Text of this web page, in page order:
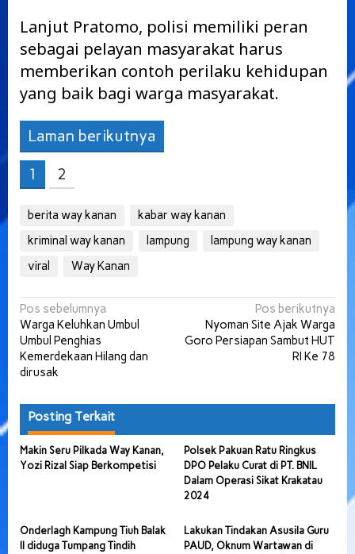
Lanjut Pratomo, polisi memiliki peran
sebagai pelayan masyarakat harus
memberikan contoh perilaku kehidupan
yang baik bagi warga masyarakat.
Laman berikutnya
1
2
berita way kanan
kabar way kanan
kriminal way kanan
lampung
lampung way kanan
viral
Way Kanan
Navigasi
pos
Pos sebelumnya
Warga Keluhkan Umbul
Umbul Penghias
Kemerdekaan Hilang dan
dirusak
Pos berikutnya
Nyoman Site Ajak Warga
Goro Persiapan Sambut HUT
RI Ke 78
Posting Terkait
Makin Seru Pilkada Way Kanan,
Yozi Rizal Siap Berkompetisi
Polsek Pakuan Ratu Ringkus
DPO Pelaku Curat di PT. BNIL
Dalam Operasi Sikat Krakatau
2024
Onderlagh Kampung Tiuh Balak
II diduga Tumpang Tindih
Lakukan Tindakan Asusila Guru
PAUD, Oknum Wartawan di